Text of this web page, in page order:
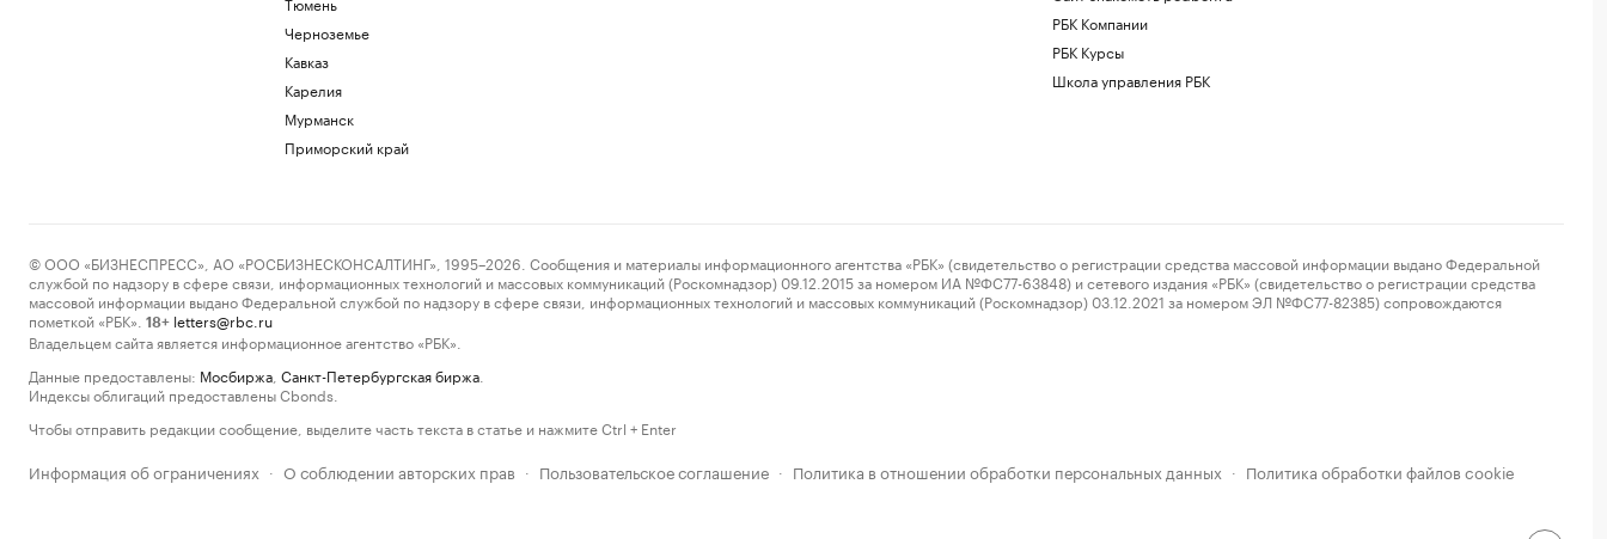
Черноземье
Кавказ
Карелия
Мурманск
Приморский край
РБК Компании
РБК Курсы
Школа управления РБК
© ООО «БИЗНЕСПРЕСС», АО «РОСБИЗНЕСКОНСАЛТИНГ», 1995–2026. Сообщения и материалы информационного агентства «РБК» (свидетельство о регистрации средства массовой информации выдано Федеральной
службой по надзору в сфере связи, информационных технологий и массовых коммуникаций (Роскомнадзор) 09.12.2015 за номером ИА №ФС77-63848) и сетевого издания «РБК» (свидетельство о регистрации средства
массовой информации выдано Федеральной службой по надзору в сфере связи, информационных технологий и массовых коммуникаций (Роскомнадзор) 03.12.2021 за номером ЭЛ №ФС77-82385) сопровождаются
пометкой «РБК».
18+ letters@rbc.ru
Владельцем сайта является информационное агентство «РБК».
Данные предоставлены: Мосбиржа Санкт-Петербургская биржа
Индексы облигаций предоставлены Cbonds.
Чтобы отправить редакции сообщение, выделите часть текста в статье и нажмите Ctrl + Enter
Информация об ограничениях · О соблюдении авторских прав · Пользовательское соглашение · Политика в отношении обработки персональных данных · Политика обработки файлов cookie